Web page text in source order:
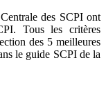
des SCPI ont
Tous les critères
des 5 meilleures
le guide SCPI de la